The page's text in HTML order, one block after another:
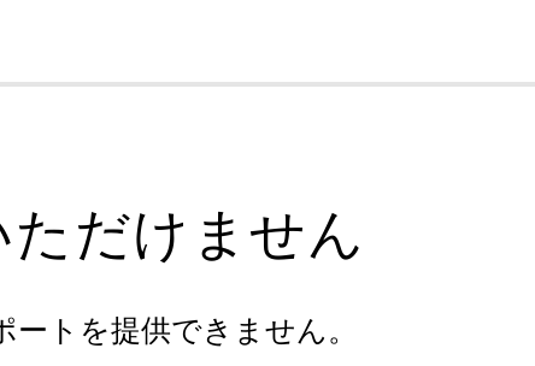
だけません
トを提供できません。